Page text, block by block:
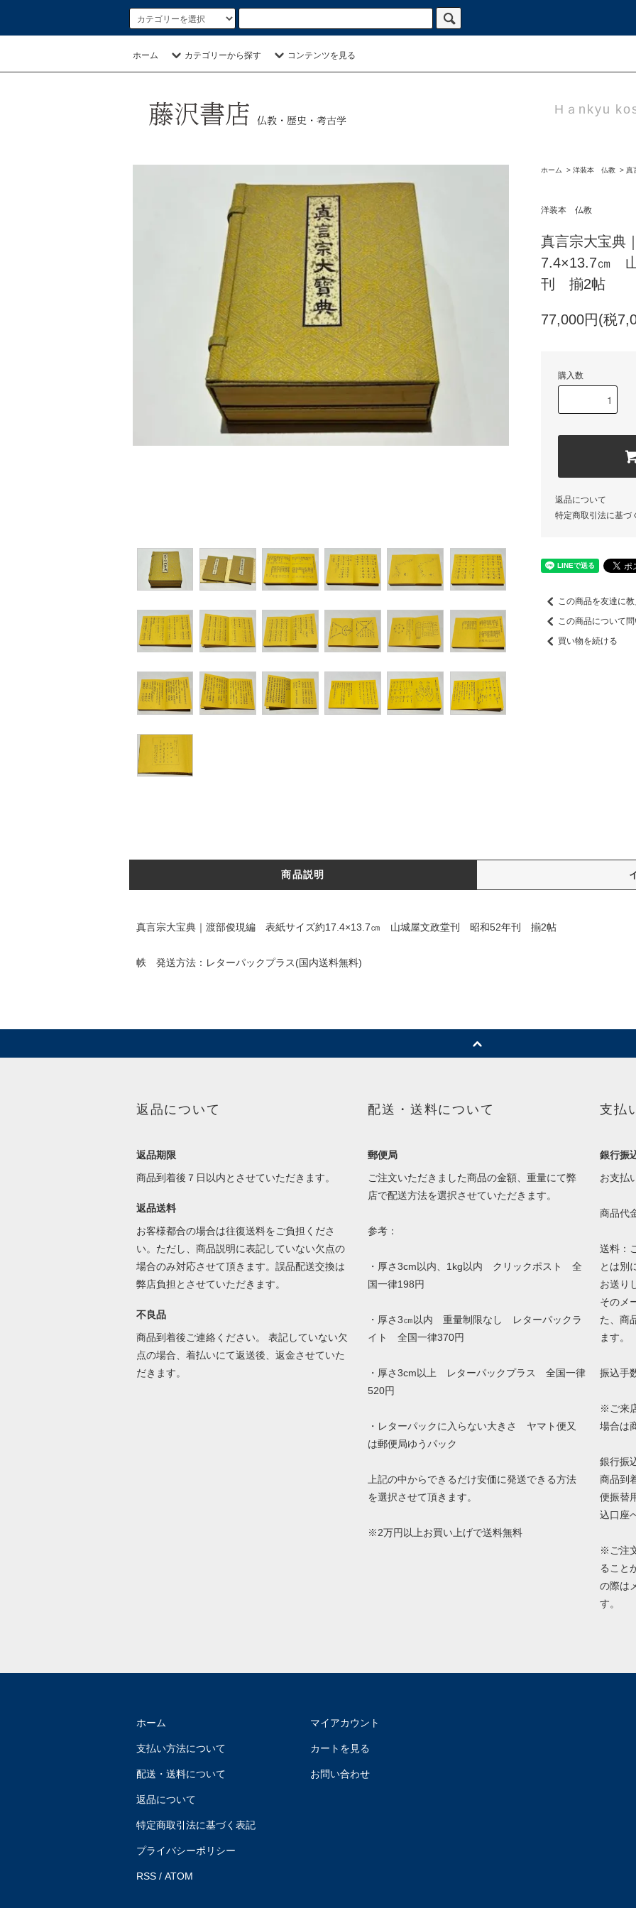
ホーム カテゴリーから探す コンテンツを見る
Hａnkyu
ホーム > 洋装本 仏教 > 真
洋装本 仏教
真言宗大宝典
7.4×13.7㎝
刊 揃2帖
77,000円(税
購入数
返品について
特定商取引法に基づ
この商品を友達に
この商品について
買い物を続ける
商品説明
真言宗大宝典｜渡部俊現編 表紙サイズ約17.4×13.7㎝ 山城屋文政堂刊 昭和52年刊 揃2帖
帙 発送方法：レターパックプラス(国内送料無料)
返品について
返品期限
商品到着後７日以内とさせていただきます。
返品送料
お客様都合の場合は往復送料をご負担くださ
い。ただし、商品説明に表記していない欠点の
場合のみ対応させて頂きます。誤品配送交換は
弊店負担とさせていただきます。
不良品
商品到着後ご連絡ください。 表記していない欠
点の場合、着払いにて返送後、返金させていた
だきます。
配送・送料について
郵便局
ご注文いただきました商品の金額、重量にて弊
店で配送方法を選択させていただきます。
参考：
・厚さ3cm以内、1kg以内 クリックポスト 全
国一律198円
・厚さ3㎝以内 重量制限なし レターパックラ
イト 全国一律370円
・厚さ3cm以上 レターパックプラス 全国一律
520円
・レターパックに入らない大きさ ヤマト便又
は郵便局ゆうパック
上記の中からできるだけ安価に発送できる方法
を選択させて頂きます。
※2万円以上お買い上げで送料無料
支払
銀行振
お支払
商品代
送料：
とは別
お送り
そのメ
た、商
ます。
振込手
※ご来
場合は
銀行振
商品到
便振替
込口座
※ご注
ること
の際は
す。
ホーム
支払い方法について
配送・送料について
返品について
特定商取引法に基づく表記
プライバシーポリシー
RSS/ ATOM
マイアカウント
カートを見る
お問い合わせ